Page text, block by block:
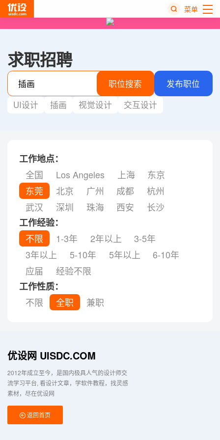
菜单
求职招聘
职位搜索
发布职位
UI设计
插画 视觉设计 交互设计
工作地点：
全国
Los Angeles 上海
东京
东莞
北京 广州 成都
杭州
武汉
深圳 珠海 西安
长沙
工作经验：
不限
1-3年 2年以上
3-5年
3年以上
5-10年 5年以上
6-10年
应届
经验不限
工作性质：
不限
全职 兼职
优设网 UISDC.COM
2012年成立至今，是国内极具人气的设计师交
流学习平台 看设计文章，学软件教程，找灵感
素材，尽在优设网
返回首页